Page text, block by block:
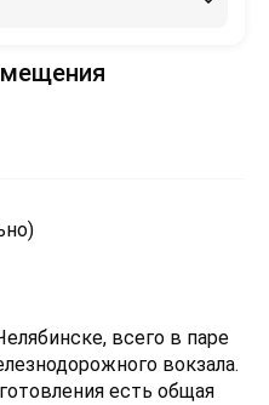
всего в паре
вокзала.
есть общая